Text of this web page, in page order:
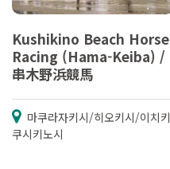
Kushikino Beach Horse
Racing (Hama-Keiba) /
串木野浜競馬
마쿠라자키시/히오키시/이치키
쿠시키노시